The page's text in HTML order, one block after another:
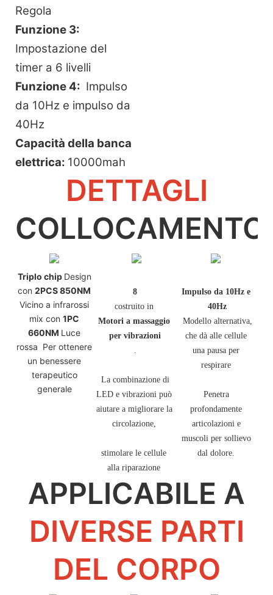
Regola
Funzione 3:
Impostazione del
timer a 6 livelli
Funzione 4: Impulso
da 10Hz e impulso da
40Hz
Capacità della banca
elettrica: 10000mah
DETTAGLI
COLLOCAMENTO
Triplo chip Design
con2PCS 850NM
Vicino a infrarossi
mix con1PC
660NM Luce
rossa Per ottenere
un benessere
terapeutico
generale
8
Motori a massaggio
LED e vibrazioni può
aiutare a migliorare la
stimolare le cellule
Impulso da 10Hz e
che dà alle cellule
una pausa per
Penetra
profondamente
articolazioni e
muscoli per sollievo
APPLICABILE A
DIVERSE PARTI
DEL CORPO